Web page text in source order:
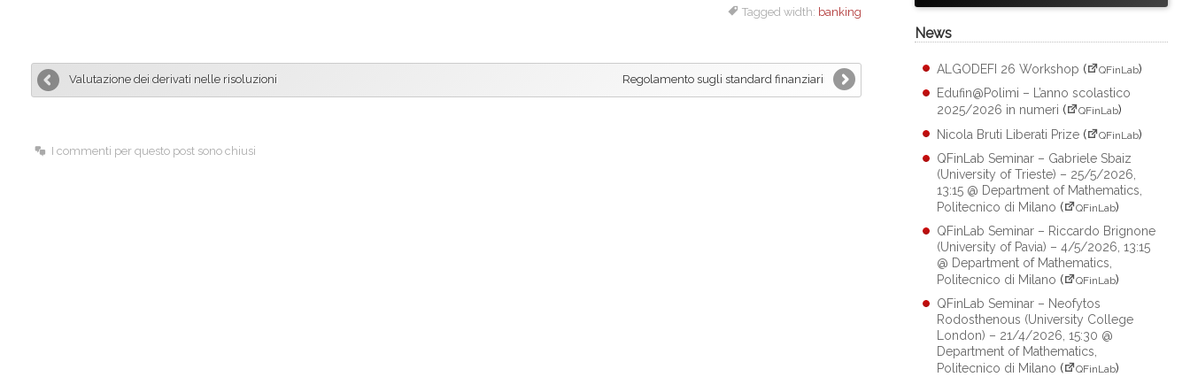
b
o
e
d
l
Tagged width: banking
Valutazione dei derivati nelle risoluzioni Regolamento sugli standard finanziari
I commenti per questo post sono chiusi
News
ALGODEFI 26 Workshop ( QFinLab)
Edufin@Polimi – L’anno scolastico
2025/2026 in numeri ( QFinLab)
Nicola Bruti Liberati Prize ( QFinLab)
QFinLab Seminar – Gabriele Sbaiz
(University of Trieste) – 25/5/2026,
13:15 @ Department of Mathematics,
Politecnico di Milano ( QFinLab)
QFinLab Seminar – Riccardo Brignone
(University of Pavia) – 4/5/2026, 13:15
@ Department of Mathematics,
Politecnico di Milano ( QFinLab)
QFinLab Seminar – Neofytos
Rodosthenous (University College
London) – 21/4/2026, 15:30 @
Department of Mathematics,
Politecnico di Milano ( QFinLab)